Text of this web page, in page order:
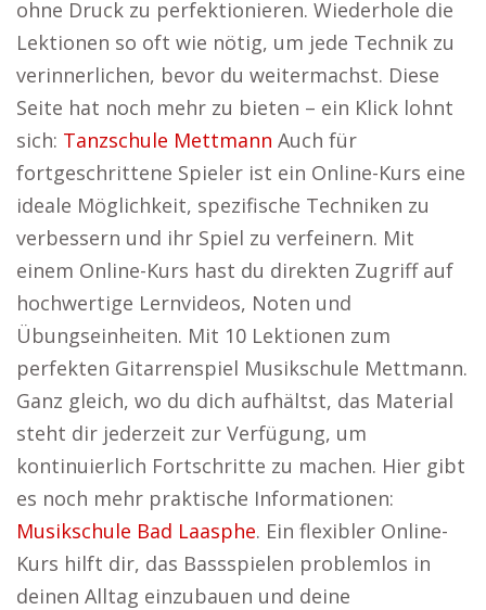
ohne Druck zu perfektionieren. Wiederhole die
Lektionen so oft wie nötig, um jede Technik zu
verinnerlichen, bevor du weitermachst. Diese
Seite hat noch mehr zu bieten – ein Klick lohnt
sich: Tanzschule Mettmann Auch für
fortgeschrittene Spieler ist ein Online-Kurs eine
ideale Möglichkeit, spezifische Techniken zu
verbessern und ihr Spiel zu verfeinern. Mit
einem Online-Kurs hast du direkten Zugriff auf
hochwertige Lernvideos, Noten und
Übungseinheiten. Mit 10 Lektionen zum
perfekten Gitarrenspiel Musikschule Mettmann.
Ganz gleich, wo du dich aufhältst, das Material
steht dir jederzeit zur Verfügung, um
kontinuierlich Fortschritte zu machen. Hier gibt
es noch mehr praktische Informationen:
Musikschule Bad Laasphe. Ein flexibler Online-
Kurs hilft dir, das Bassspielen problemlos in
deinen Alltag einzubauen und deine